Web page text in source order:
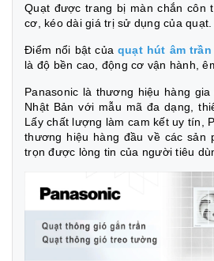
Quạt được trang bị màn chắn côn
cơ, kéo dài giá trị sử dụng của quạt.
Điểm nổi bật của quạt hút âm trần
là độ bền cao, động cơ vận hành,
Panasonic là thương hiệu hàng
Nhật Bản với mẫu mã đa dạng,
Lấy chất lượng làm cam kết uy tín,
thương hiệu hàng đầu về các sản
trọn được lòng tin của người tiêu